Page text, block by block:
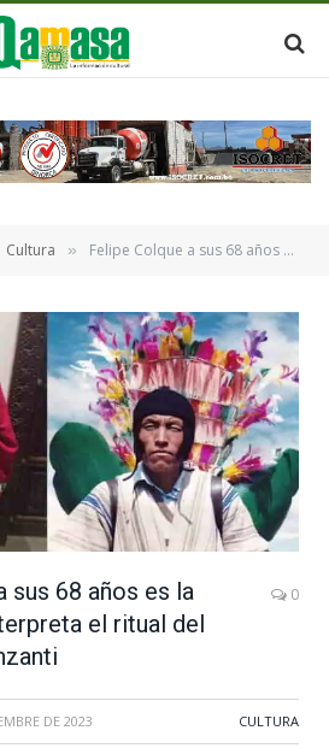
Cultura » Felipe Colque a sus 68 años es la persona que interpreta el ritual del Jach’a Tata Danzanti
sus 68 años es la
el ritual del
0
DE 2023 CULTURA